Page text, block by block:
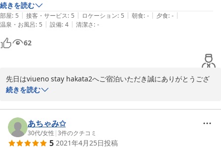
2022-10-24
続きを読む
部屋: 5 | 接客・サービス: 5 | ロケーション: 5 | 朝食: - | 夕食: - |
温泉・お風呂: 5 | 設備: 4 | 清潔さ: -
62
先日はviueno stay hakata2へご宿泊いただき誠にありがとうござ
いました。
しとてもうれしく思います。
再度福岡へお越しの際には是非お立ち寄りくださいませ。
また近い将来お客様をお出迎えできることを心より願っておりま
す。
続きを読む
あちゃみ✩
30代/女性 |3件のクチコミ
5 2021年4月25日投稿